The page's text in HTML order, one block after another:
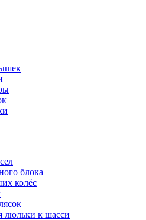
блока
колёс
люльки к шасси